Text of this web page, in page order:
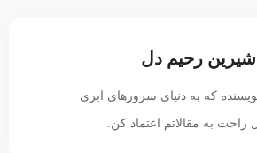
شیرین رحیم دل
که به دنیای سرورهای ابری
راحت به مقالاتم اعتماد کن.